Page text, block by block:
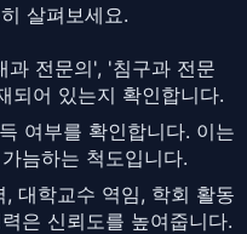
살펴보세요.
과 전문의', '침구과 전문
되어 있는지 확인합니다.
여부를 확인합니다. 이는
늠하는 척도입니다.
대학교수 역임, 학회 활동
은 신뢰도를 높여줍니다.